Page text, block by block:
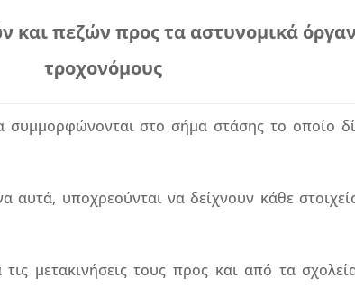
και πεζών προς τα αστυνομικά
τροχονόμους
συμμορφώνονται στο σήμα στάσης το οποίο
υποχρεούνται να δείχνουν κάθε
μετακινήσεις τους προς και από τα